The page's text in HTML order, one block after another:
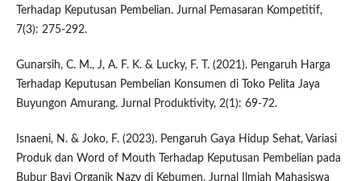
Terhadap Keputusan Pembelian. Jurnal Pemasaran Kompetitif,
7(3): 275-292.
Gunarsih, C. M., J, A. F. K. & Lucky, F. T. (2021). Pengaruh Harga
Terhadap Keputusan Pembelian Konsumen di Toko Pelita Jaya
Buyungon Amurang. Jurnal Produktivity, 2(1): 69-72.
Isnaeni, N. & Joko, F. (2023). Pengaruh Gaya Hidup Sehat, Variasi
Produk dan Word of Mouth Terhadap Keputusan Pembelian pada
Bubur Bayi Organik Nazy di Kebumen. Jurnal Ilmiah Mahasiswa